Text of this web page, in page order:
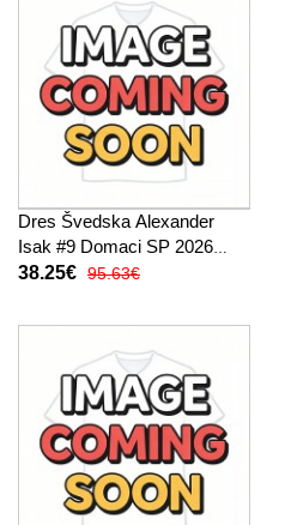
Dres Švedska Alexander
Isak #9 Domaci SP 2026
Kratak Rukav
38.25€ 95.63€